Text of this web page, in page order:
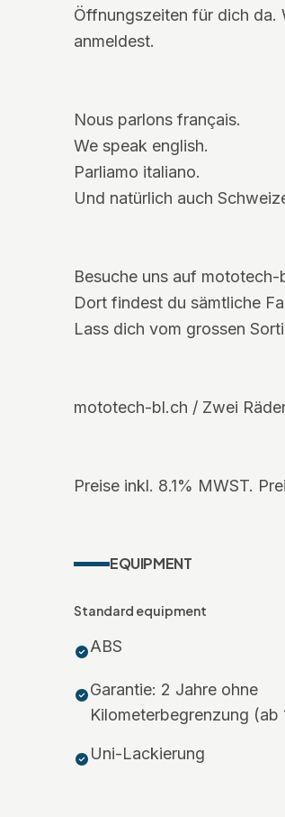
Öffnungszeiten für dich da.
anmeldest.
Nous parlons français.
We speak english.
Parliamo italiano.
Und natürlich auch
Besuche uns auf mototech-
Dort findest du sämtliche
Lass dich vom grossen
mototech-bl.ch / Zwei
Preise inkl. 8.1% MWST.
EQUIPMENT
Standard equipment
ABS
Garantie: 2 Jahre ohne
Kilometerbegrenzung (ab
Uni-Lackierung